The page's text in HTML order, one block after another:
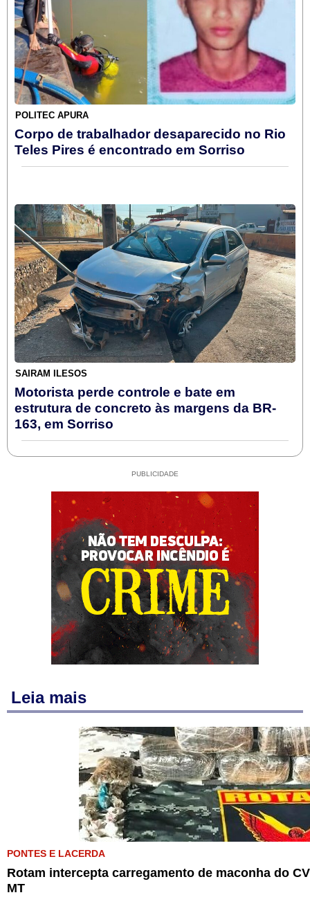
POLITEC APURA
Corpo de trabalhador desaparecido no Rio
Teles Pires é encontrado em Sorriso
SAIRAM ILESOS
Motorista perde controle e bate em
estrutura de concreto às margens da BR-
163, em Sorriso
PUBLICIDADE
Leia mais
PONTES E LACERDA
Rotam intercepta carregamento de maconha do
MT